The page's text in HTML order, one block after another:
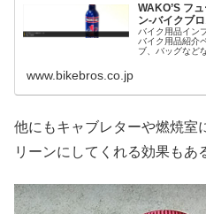
WAKO’S フ
ン-バイクブ
バイク用品イン
バイク用品紹介
ブ、バッグなど
www.bikebros.co.jp
他にもキャブレターや燃焼室
リーンにしてくれる効果もあ